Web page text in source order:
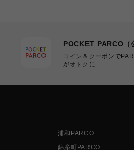
POCKET PARCO（
コイン＆クーポンで
がオトクに
浦和PARCO
錦糸町PARCO